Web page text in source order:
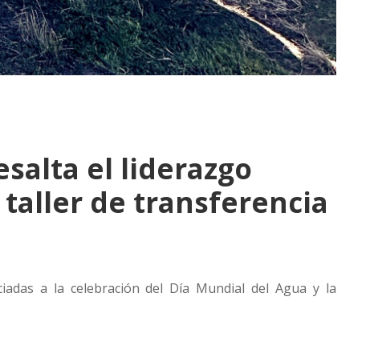
el liderazgo
de transferencia
a la celebración del Día Mundial del Agua y la